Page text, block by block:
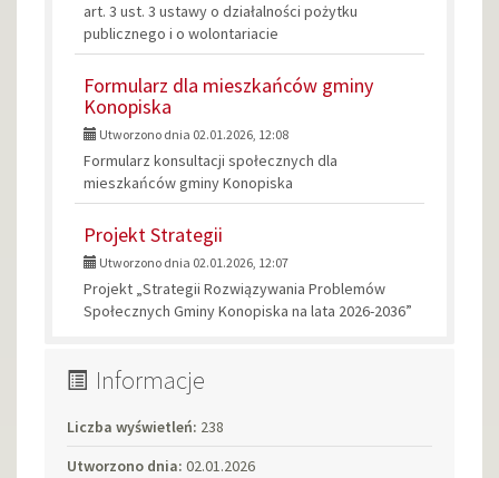
art. 3 ust. 3 ustawy o działalności pożytku
publicznego i o wolontariacie
Formularz dla mieszkańców gminy
Konopiska
Utworzono dnia 02.01.2026, 12:08
Formularz konsultacji społecznych dla
mieszkańców gminy Konopiska
Projekt Strategii
Utworzono dnia 02.01.2026, 12:07
Projekt „Strategii Rozwiązywania Problemów
Społecznych Gminy Konopiska na lata 2026-2036”
Informacje
Liczba wyświetleń: 238
Utworzono dnia: 02.01.2026